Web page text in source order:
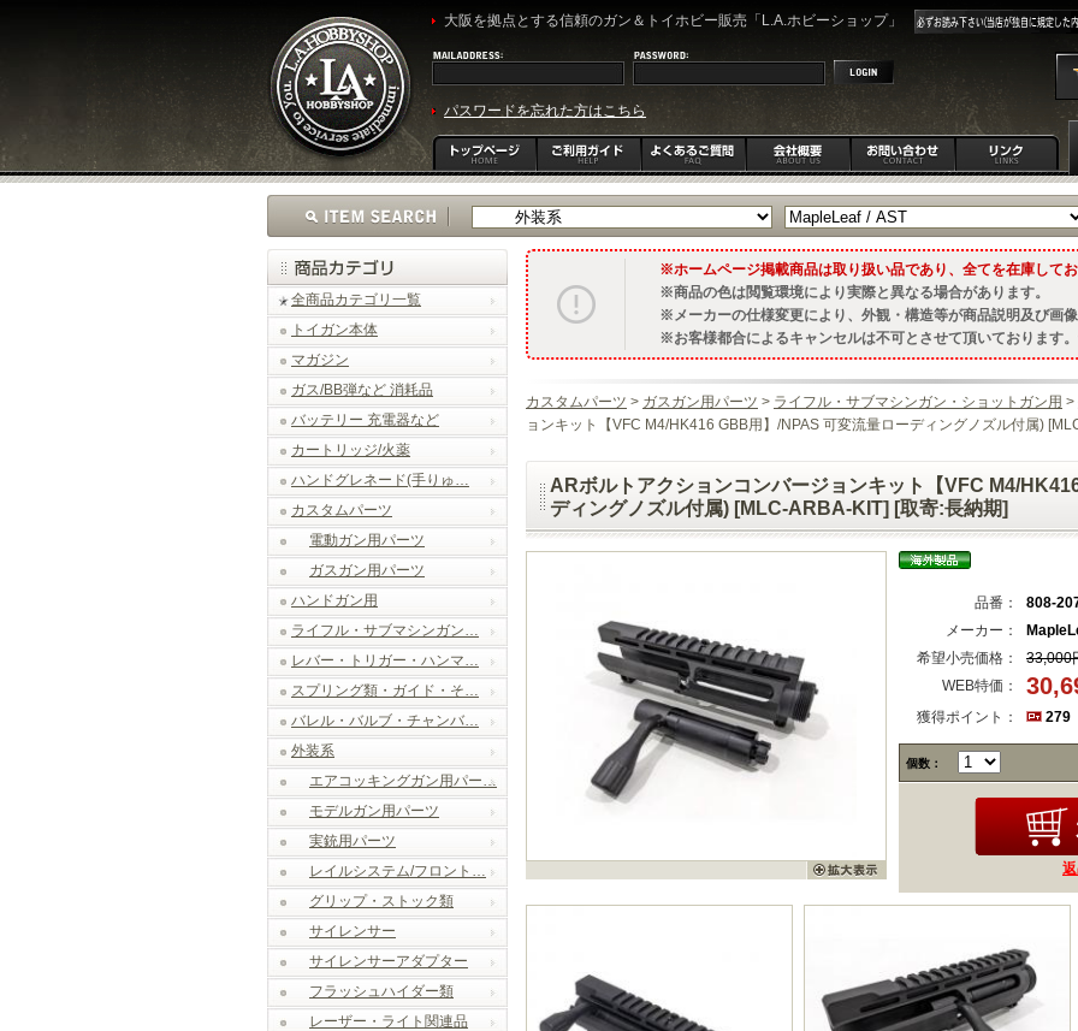
大阪を拠点とする信頼のガン＆トイホビー販売「L.A.ホビーショップ」
パスワードを忘れた方はこちら
全商品カテゴリ一覧
トイガン本体
マガジン
ガス/BB弾など 消耗品
バッテリー 充電器など
カートリッジ/火薬
ハンドグレネード(手りゅ…
カスタムパーツ
電動ガン用パーツ
ガスガン用パーツ
ハンドガン用
ライフル・サブマシンガン…
レバー・トリガー・ハンマ…
スプリング類・ガイド・そ…
バレル・バルブ・チャンバ…
外装系
エアコッキングガン用パー…
モデルガン用パーツ
実銃用パーツ
レイルシステム/フロント…
グリップ・ストック類
サイレンサー
サイレンサーアダプター
フラッシュハイダー類
レーザー・ライト関連品
ホームページ掲載商品は取り扱い品であり、全てを在庫してお
商品の色は閲覧環境により実際と異なる場合があります。
メーカーの仕様変更により、外観・構造等が商品説明及び画
お客様都合によるキャンセルは不可とさせて頂いております。
カスタムパーツ > ガスガン用パーツ > ライフル・サブマシンガン・ショットガン用 >
ョンキット【VFC M4/HK416 GBB用】/NPAS 可変流量ローディングノズル付属)
ARボルトアクションコンバージョンキット【VFC M4/
ディングノズル付属) [MLC-ARBA-KIT] [取寄:長納期]
品番：
808-
メーカー：
希望小売価格：
33,000
WEB特価：
獲得ポイント：
279
個数：